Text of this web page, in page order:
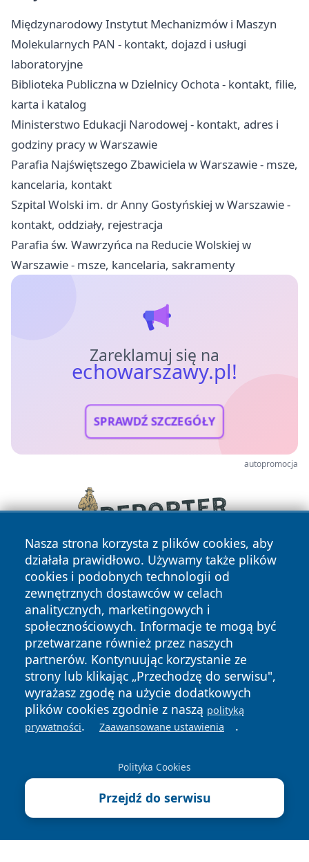
Międzynarodowy Instytut Mechanizmów i Maszyn
Molekularnych PAN - kontakt, dojazd i usługi
laboratoryjne
Biblioteka Publiczna w Dzielnicy Ochota - kontakt, filie,
karta i katalog
Ministerstwo Edukacji Narodowej - kontakt, adres i
godziny pracy w Warszawie
Parafia Najświętszego Zbawiciela w Warszawie - msze,
kancelaria, kontakt
Szpital Wolski im. dr Anny Gostyńskiej w Warszawie -
kontakt, oddziały, rejestracja
Parafia św. Wawrzyńca na Reducie Wolskiej w
Warszawie - msze, kancelaria, sakramenty
Zareklamuj się na
echowarszawy.pl!
SPRAWDŹ SZCZEGÓŁY
autopromocja
Nasza strona korzysta z plików cookies, aby
działała prawidłowo. Używamy także plików
cookies i podobnych technologii od
zewnętrznych dostawców w celach
analitycznych, marketingowych i
społecznościowych. Informacje te mogą być
przetwarzane również przez naszych
partnerów. Kontynuując korzystanie ze
strony lub klikając „Przechodzę do serwisu",
wyrażasz zgodę na użycie dodatkowych
plików cookies zgodnie z naszą polityką
prywatności. Zaawansowane ustawienia .
Polityka Cookies
Przejdź do serwisu
Copyright © 2026 echowarszawy.pl Wszystkie prawa
zastrzeżone.
News Autorzy
Polityka
Prywatności
Polityka
Cookies